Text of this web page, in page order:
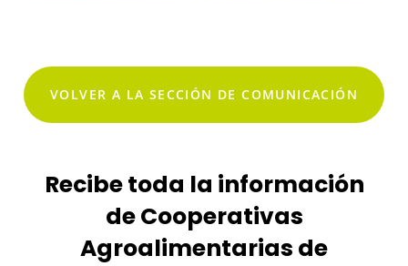
VOLVER A LA SECCIÓN DE COMUNICACIÓN
Recibe toda la información
de Cooperativas
Agroalimentarias de